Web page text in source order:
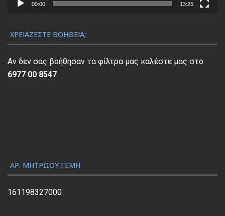
ν
α
π
α
ς
Β
ί
00:00 13:25
ΧΡΕΙΆΖΕΣΤΕ ΒΟΉΘΕΙΑ;
Αν δεν σας βοήθησαν τα φίλτρα μας καλέστε μας στο
6977 00 8547
ΑΡ. ΜΗΤΡΏΟΥ ΓΕΜΗ
161198327000